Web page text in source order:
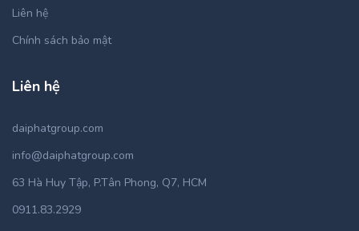
Liên hệ
Chính sách bảo mật
Liên hệ
daiphatgroup.com
info@daiphatgroup.com
63 Hà Huy Tập, P.Tân Phong, Q7, HCM
0911.83.2929